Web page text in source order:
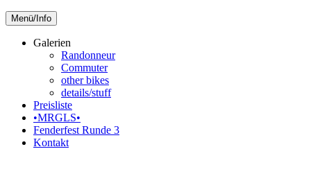
Info
Galerien
Randonneur
Commuter
other bikes
details/stuff
Preisliste
•MRGLS•
Fenderfest Runde 3
Kontakt